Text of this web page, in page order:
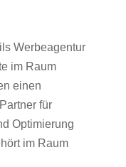
Werbeagentur
im Raum
einen
für
Optimierung
im Raum